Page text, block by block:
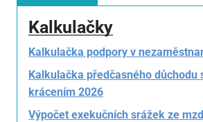
Kalkulačky
Kalkulačka podpory v
Kalkulačka předčasného důchodu
krácením 2026
Výpočet exekučních srážek ze